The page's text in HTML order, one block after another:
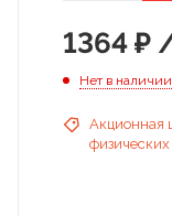
1364₽/
Нет в наличии
Акционная